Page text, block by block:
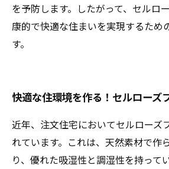
を予防します。したがって、セルロ
康的で快適な住まいを実現するため
す。
快適な住環境を作る！セルローズ
近年、注文住宅においてセルローズ
れています。これは、天然素材で作
り、優れた吸湿性と調湿性を持って